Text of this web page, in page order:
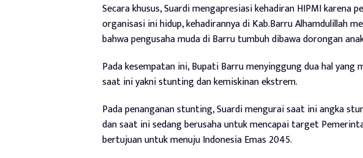
Secara khusus, Suardi mengapresiasi kehadiran HIPMI karena
organisasi ini hidup, kehadirannya di Kab.Barru Alhamdulillah
bahwa pengusaha muda di Barru tumbuh dibawa dorongan
Pada kesempatan ini, Bupati Barru menyinggung dua hal
saat ini yakni stunting dan kemiskinan ekstrem.
Pada penanganan stunting, Suardi mengurai saat ini angka
dan saat ini sedang berusaha untuk mencapai target
bertujuan untuk menuju Indonesia Emas 2045.